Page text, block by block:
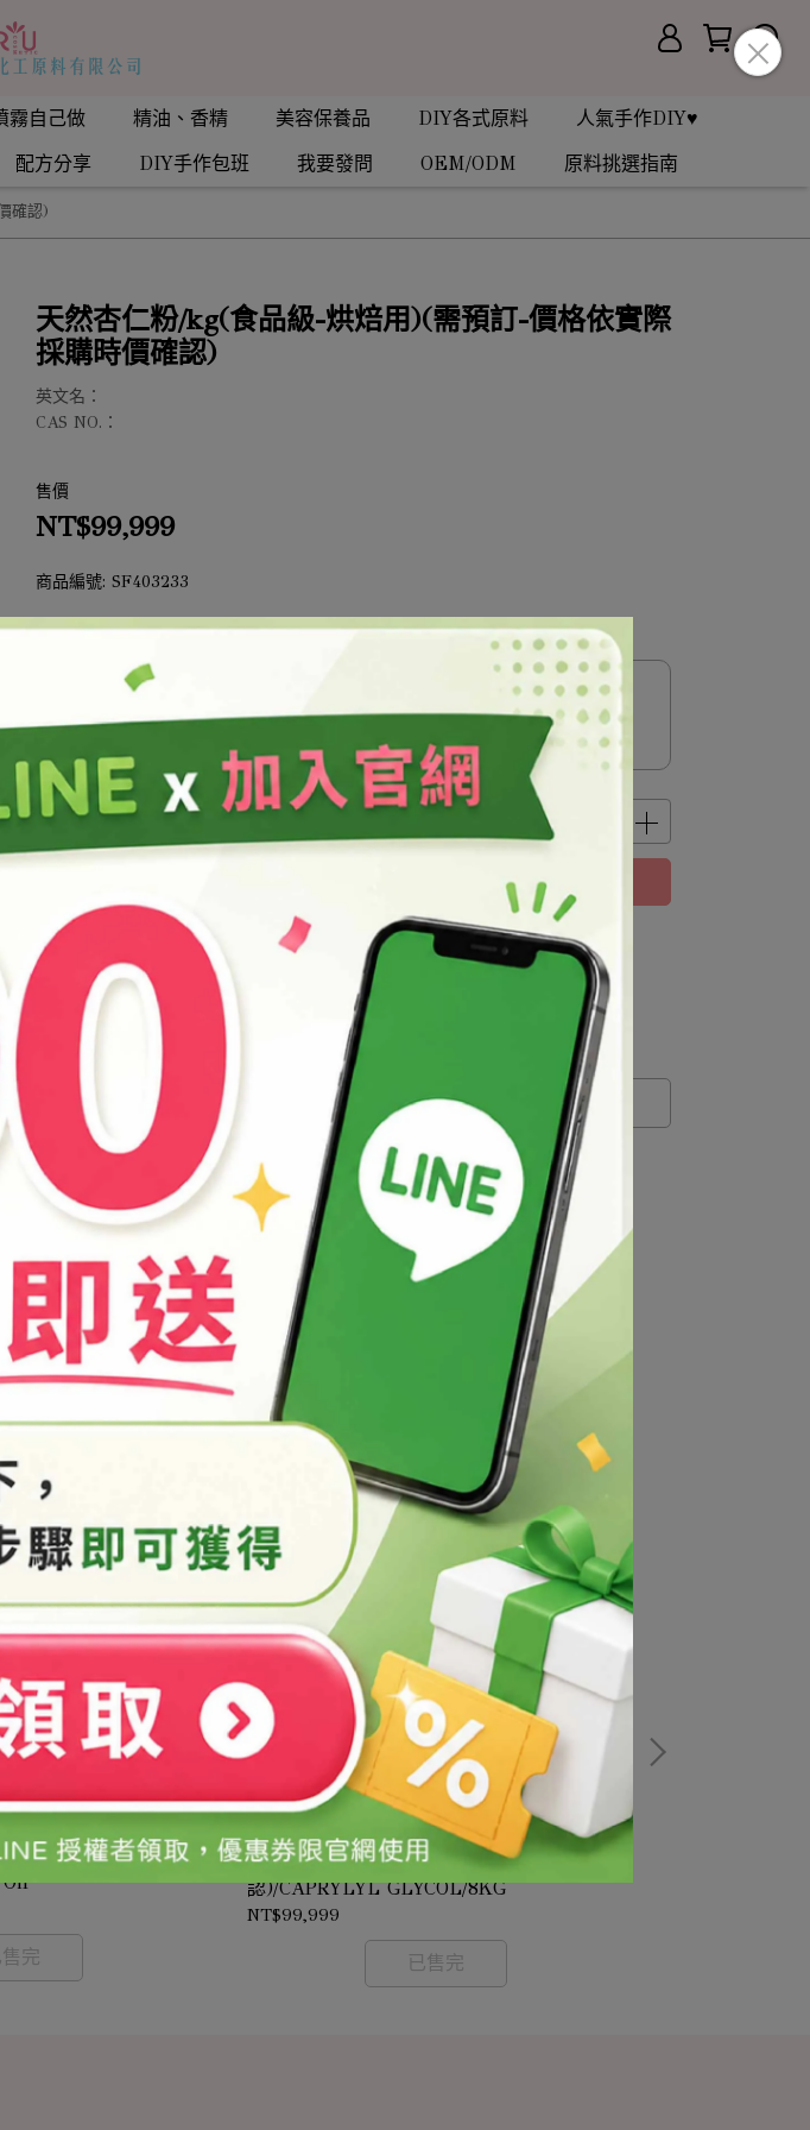
霧自己做 精油、香精 美容保養品 DIY各式原料
人氣手作DIY♥
配方分享 DIY手作包班 我要發問 OEM/ODM 原料挑選指南
確認)
天然杏仁粉/kg(食品級-烘焙用)(需預訂-價格依實際
採購時價確認)
英文名：
CAS NO.：
售價
NT$99,999
商品編號: SF403233
此商品參與的優惠活動
結帳加購
介紹
-價格依實際採購時
Oil
售完
辛甘醇(需預訂-價格依實際採購時價確
認)/CAPRYLYL GLYCOL/8KG
NT$99,999
已售完